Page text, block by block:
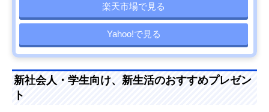
楽天市場で見る
Yahoo!で見る
新社会人・学生向け、新生活のおすすめプレゼン
ト